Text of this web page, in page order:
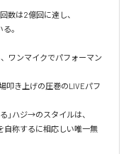
数は2億回に達し、
。
ワンマイクでパフォーマン
叩き上げの圧巻のLIVEパフ
」ハジ→のスタイルは、
自称するに相応しい唯一無